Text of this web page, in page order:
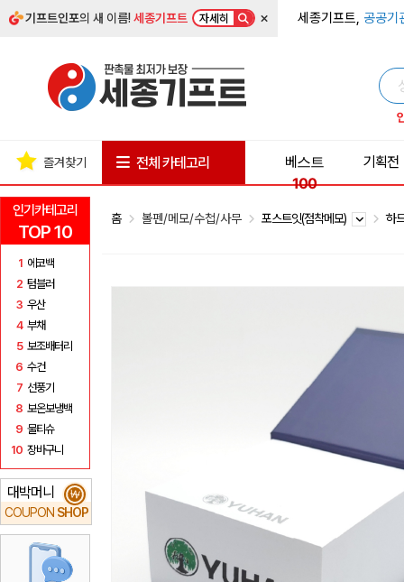
기프트인포의 새 이름!세종기프트 자세히 × 세종기프트, 공공기
인기카테고리
TOP 10
1 에코백
2 텀블러
3 우산
4 부채
5 보조배터리
6 수건
7 선풍기
8 보온보냉백
9 물티슈
10 장바구니
대박머니
COUPON SHOP
₩
즐겨찾기 전체 카테고리
베스트
100
기획전
홈 볼펜/메모/수첩/사무 포스트잇(점착메모) 하